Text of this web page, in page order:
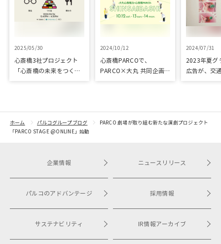
2025/05/30
心斎橋3社プロジェクト
「心斎橋の未来をつくろ
2024/10/12
心斎橋PARCOで、
PARCO×大丸 共同企画
開催！
2024/07/31
2023年夏グ
広告が、交
ホーム パルコグループブログ
PARCO 劇場が取り組む新たな演劇プロジェクト
「PARCO STAGE @ONLINE」始動
企業情報
パルコのアドバンテージ
サステナビリティ
ニュースリリース
採用情報
IR情報アーカイブ